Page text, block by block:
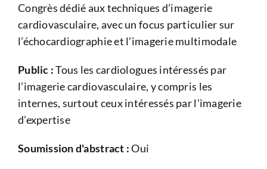
Congrès dédié aux techniques d’imagerie
cardiovasculaire, avec un focus particulier sur
l’échocardiographie et l’imagerie multimodale
Public :Tous les cardiologues intéressés par
l’imagerie cardiovasculaire, y compris les
internes, surtout ceux intéressés par l’imagerie
d’expertise
Soumission d'abstract :Oui